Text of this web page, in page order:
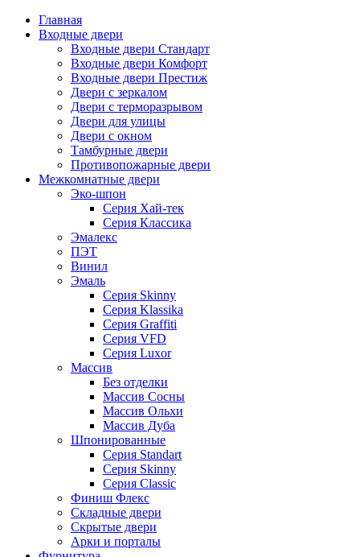
Главная
Входные двери
Входные двери Стандарт
Входные двери Комфорт
Входные двери Престиж
Двери с зеркалом
Двери с терморазрывом
Двери для улицы
Двери с окном
Тамбурные двери
Противопожарные двери
Межкомнатные двери
Эко-шпон
Серия Хай-тек
Серия Классика
Эмалекс
ПЭТ
Винил
Эмаль
Серия Skinny
Серия Klassika
Серия Graffiti
Серия VFD
Серия Luxor
Массив
Без отделки
Массив Сосны
Массив Ольхи
Массив Дуба
Шпонированные
Серия Standart
Серия Skinny
Серия Classic
Финиш Флекс
Складные двери
Скрытые двери
Арки и порталы